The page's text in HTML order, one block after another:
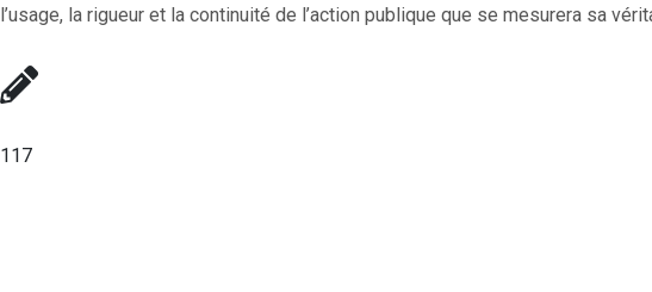
l’usage, la rigueur et la continuité de l’action publique que se mesurera sa
117